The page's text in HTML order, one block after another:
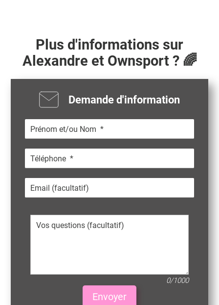
Plus d'informations sur
Alexandre et Ownsport ? 🌈
Demande d'information
0/1000
Envoyer